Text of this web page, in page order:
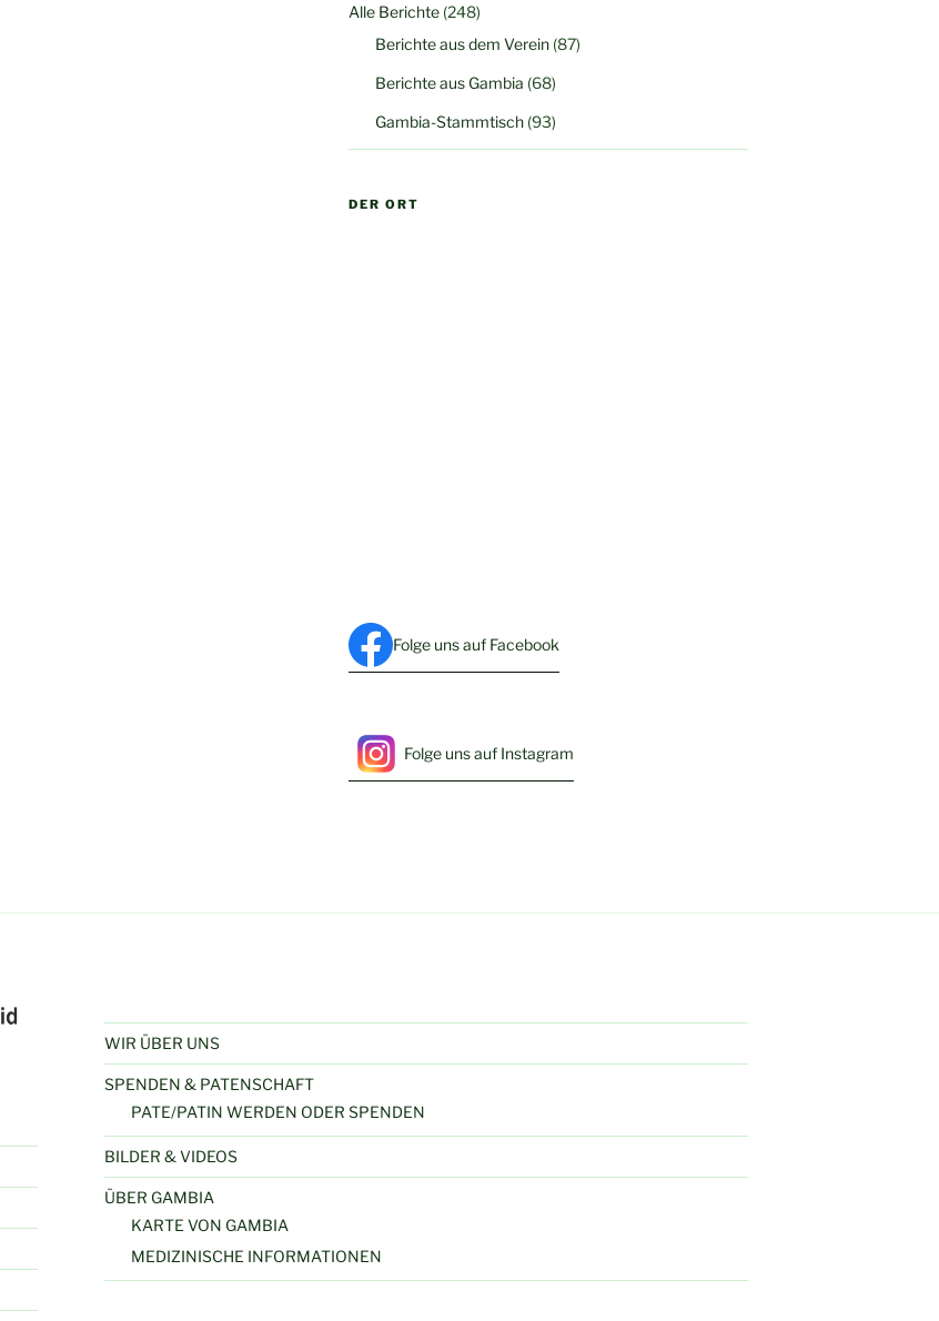
Alle Berichte (248)
Berichte aus dem Verein (87)
Berichte aus Gambia (68)
Gambia-Stammtisch (93)
DER ORT
Folge uns auf Facebook
Folge uns auf Instagram
WIR ÜBER UNS
SPENDEN & PATENSCHAFT
PATE/PATIN WERDEN ODER SPENDEN
BILDER & VIDEOS
ÜBER GAMBIA
KARTE VON GAMBIA
MEDIZINISCHE INFORMATIONEN